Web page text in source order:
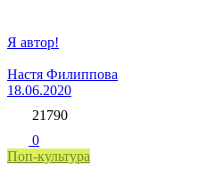
Я автор!
Настя Филиппова
18.06.2020
21790
0
Поп-культура